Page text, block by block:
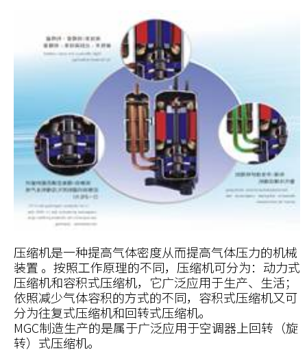
压缩机是一种提高气体密度从而提高气体压力的机械
装置 。按照工作原理的不同，压缩机可分为：动力式
压缩机和容积式压缩机，它广泛应用于生产、生活；
依照减少气体容积的方式的不同，容积式压缩机又可
分为往复式压缩机和回转式压缩机。
MGC制造生产的是属于广泛应用于空调器上回转（旋
转）式压缩机。